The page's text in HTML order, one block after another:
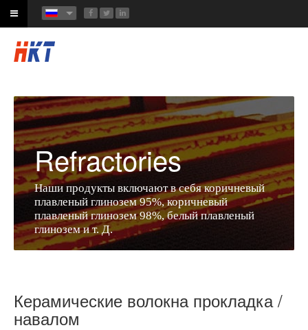
Refractories
Наши продукты включают в себя коричневый
плавленый глинозем 95%, коричневый
плавленый глинозем 98%, белый плавленый
глинозем и т. Д.
Керамические волокна прокладка /
навалом